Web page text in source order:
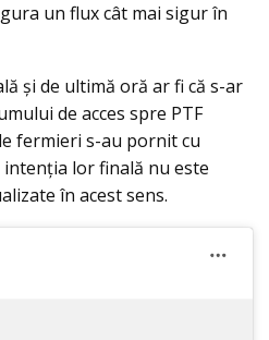
un flux cât mai sigur în
și de ultimă oră ar fi că s-ar
de acces spre PTF
fermieri s-au pornit cu
lor finală nu este
în acest sens.